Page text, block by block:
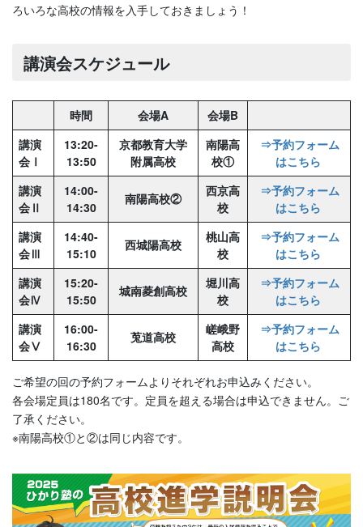
ろいろな高校の情報を入手しておきましょう！
講演会スケジュール
時間 会場A
会場B
講演
会Ⅰ
13:20-
13:50
京都教育大学
附属高校
南陽高
校①
⇒予約フォーム
はこちら
講演
会Ⅱ
14:00-
14:30
南陽高校②
西京高
校
⇒予約フォーム
はこちら
講演
会Ⅲ
14:40-
15:10
西城陽高校
桃山高
校
⇒予約フォーム
はこちら
講演
会Ⅳ
15:20-
15:50
城南菱創高校
堀川高
校
⇒予約フォーム
はこちら
講演
会Ⅴ
16:00-
16:30
莵道高校
嵯峨野
高校
⇒予約フォーム
はこちら
ご希望の回の予約フォームよりそれぞれお申込みください。
各会場定員は180名です。定員を超える場合は申込できません。ご
了承ください。
※南陽高校①と②は同じ内容です。